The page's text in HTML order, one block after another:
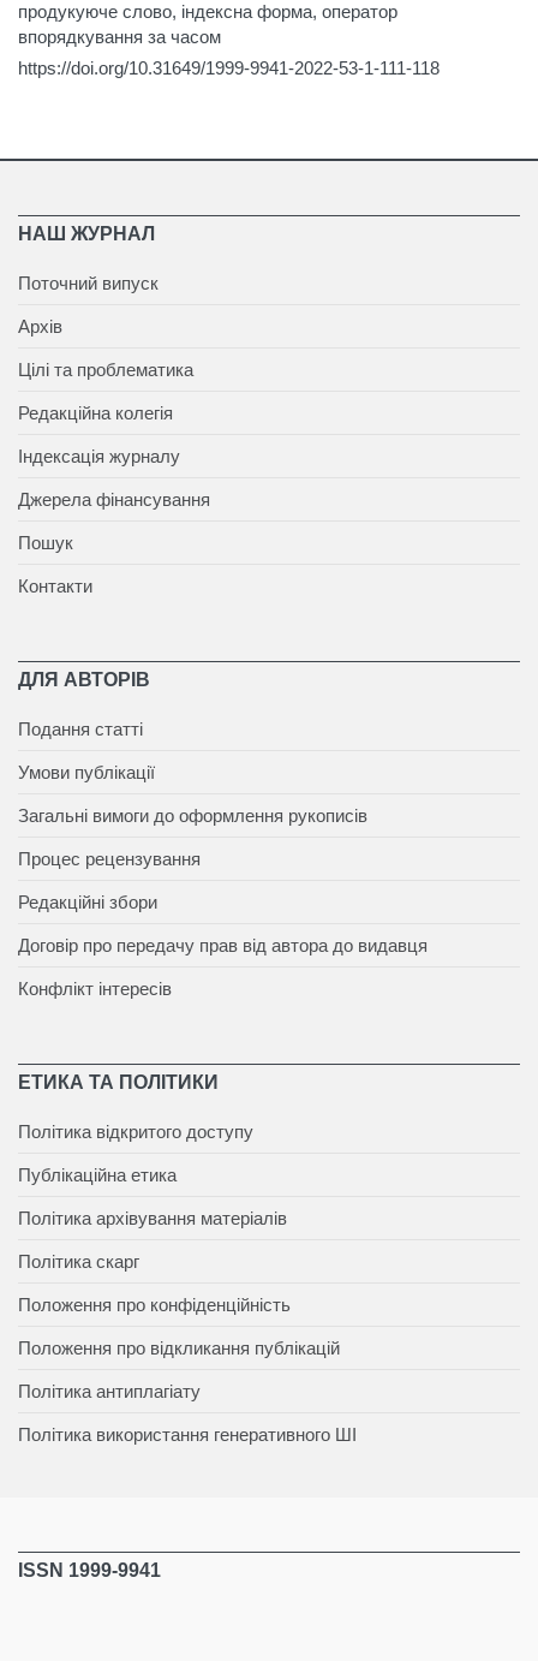
продукуюче слово, індексна форма, оператор
впорядкування за часом
https://doi.org/10.31649/1999-9941-2022-53-1-111-118
НАШ ЖУРНАЛ
Поточний випуск
Архів
Цілі та проблематика
Редакційна колегія
Індексація журналу
Джерела фінансування
Пошук
Контакти
ДЛЯ АВТОРІВ
Подання статті
Умови публікації
Загальні вимоги до оформлення рукописів
Процес рецензування
Редакційні збори
Договір про передачу прав від автора до видавця
Конфлікт інтересів
ЕТИКА ТА ПОЛІТИКИ
Політика відкритого доступу
Публікаційна етика
Політика архівування матеріалів
Політика скарг
Положення про конфіденційність
Положення про відкликання публікацій
Політика антиплагіату
Політика використання генеративного ШІ
ISSN 1999-9941